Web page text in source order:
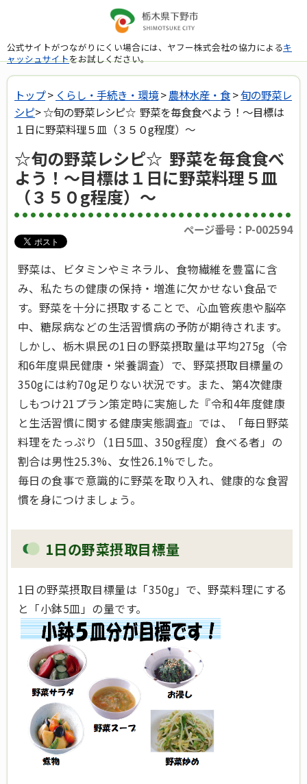
公式サイトがつながりにくい場合には、ヤフー株式会社の協力によるキ
ャッシュサイトをお試しください。
トップ> くらし・手続き・環境>農林水産・食>旬の野菜レ
シピ> ☆旬の野菜レシピ☆ 野菜を毎食食べよう！～目標は
１日に野菜料理５皿（３５０g程度）～
☆旬の野菜レシピ☆ 野菜を毎食食べ
よう！～目標は１日に野菜料理５皿
（３５０g程度）～
ページ番号：P-002594
野菜は、ビタミンやミネラル、食物繊維を豊富に含
み、私たちの健康の保持・増進に欠かせない食品で
す。野菜を十分に摂取することで、心血管疾患や脳卒
中、糖尿病などの生活習慣病の予防が期待されます。
しかし、栃木県民の1日の野菜摂取量は平均275g（令
和6年度県民健康・栄養調査）で、野菜摂取目標量の
350gには約70g足りない状況です。また、第4次健康
しもつけ21プラン策定時に実施した『令和4年度健康
と生活習慣に関する健康実態調査』では、「毎日野菜
料理をたっぷり（1日5皿、350g程度）食べる者」の
割合は男性25.3%、女性26.1%でした。
毎日の食事で意識的に野菜を取り入れ、健康的な食習
慣を身につけましょう。
1日の野菜摂取目標量
1日の野菜摂取目標量は「350g」で、野菜料理にする
と「小鉢5皿」の量です。